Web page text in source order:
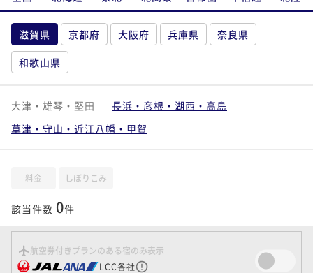
滋賀県 京都府 大阪府 兵庫県
奈良県
和歌山県
大津・雄琴・堅田
長浜・彦根・湖西・高島
草津・守山・近江八幡・甲賀
料金 しぼりこみ
該当件数 0件
航空券付きプランのある宿のみ表示
LCC各社